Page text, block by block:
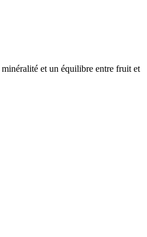
minéralité et un équilibre entre fruit et